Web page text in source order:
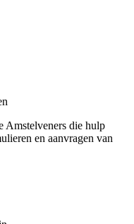
Amstelveners die hulp
en aanvragen van